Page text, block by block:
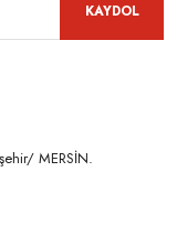
KAYDOL
ㅤㅤㅤㅤㅤ ㅤㅤㅤㅤㅤㅤㅤㅤㅤㅤ